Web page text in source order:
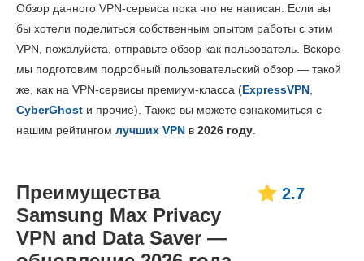
Ключевые особенности 2.7
Установка и приложения 2.5
Надежность и поддержка 0.5
Обзор данного VPN-сервиса пока что не написан. Если вы
бы хотели поделиться собственным опытом работы с этим
VPN, пожалуйста, отправьте обзор как пользователь. Вскоре
мы подготовим подробный пользовательский обзор — такой
же, как на VPN-сервисы премиум-класса (ExpressVPN,
CyberGhost и прочие). Также вы можете ознакомиться с
нашим рейтингом лучших VPN в 2026 году.
Преимущества
Samsung Max Privacy
VPN and Data Saver —
2.7